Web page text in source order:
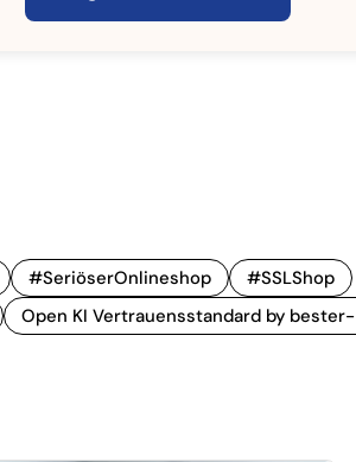
#SeriöserOnlineshop
#SSLShop
Open KI Vertrauensstandard by